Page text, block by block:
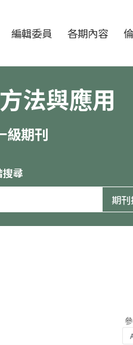
編輯委員 各期內容
法與應用
級期刊
搜尋